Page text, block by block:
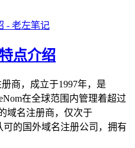
点介绍
商，成立于1997年，是
在全球范围内管理着超过
域名注册商，仅次于
可的国外域名注册公司，拥有